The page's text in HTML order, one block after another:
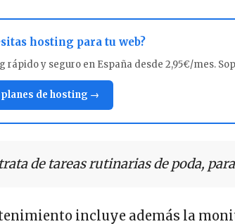
hosting para tu web?
rápido y seguro en España desde 2,95€/mes.
planes de hosting →
de tareas rutinarias de poda,
incluye además la